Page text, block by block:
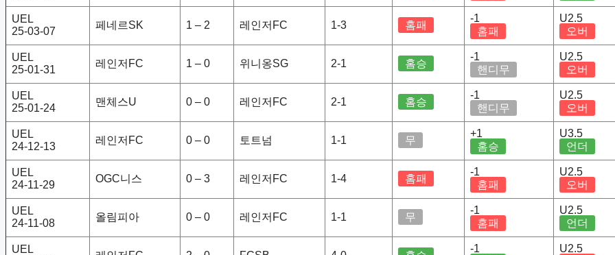
UEL
25-03-07
페네르SK 1 – 2 레인저FC 1-3 홈패
-1
홈패
U2.5
오버
UEL
25-01-31
레인저FC 1 – 0 위니옹SG 2-1 홈승
-1
핸디무
U2.5
오버
UEL
25-01-24
맨체스U 0 – 0 레인저FC 2-1 홈승
-1
핸디무
U2.5
오버
UEL
24-12-13
레인저FC 0 – 0 토트넘 1-1 무
+1
홈승
U3.5
언더
UEL
24-11-29
OGC니스 0 – 3 레인저FC 1-4 홈패
-1
홈패
U2.5
오버
UEL
24-11-08
올림피아 0 – 0 레인저FC 1-1 무
-1
홈패
U2.5
언더
UEL
-1
U2.5